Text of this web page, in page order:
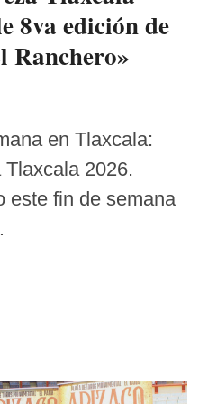
8va edición de
Ranchero»
en Tlaxcala:
2026.
este fin de semana